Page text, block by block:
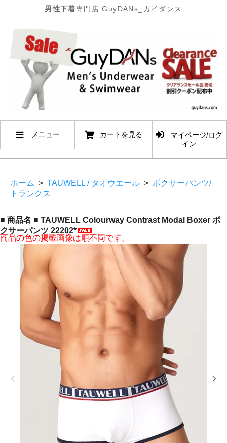
男性下着専門店 GuyDANs_ガイダンス
メニュー カートを見る
マイページ/ログ
イン
ホーム > TAUWELL / タオウエール > ボクサーパンツ/
トランクス
■ 商品名 ■ TAUWELL Colourway Contrast Modal Boxer ボ
クサーパンツ 22202*
商品の色の掲載画像は順不同です。